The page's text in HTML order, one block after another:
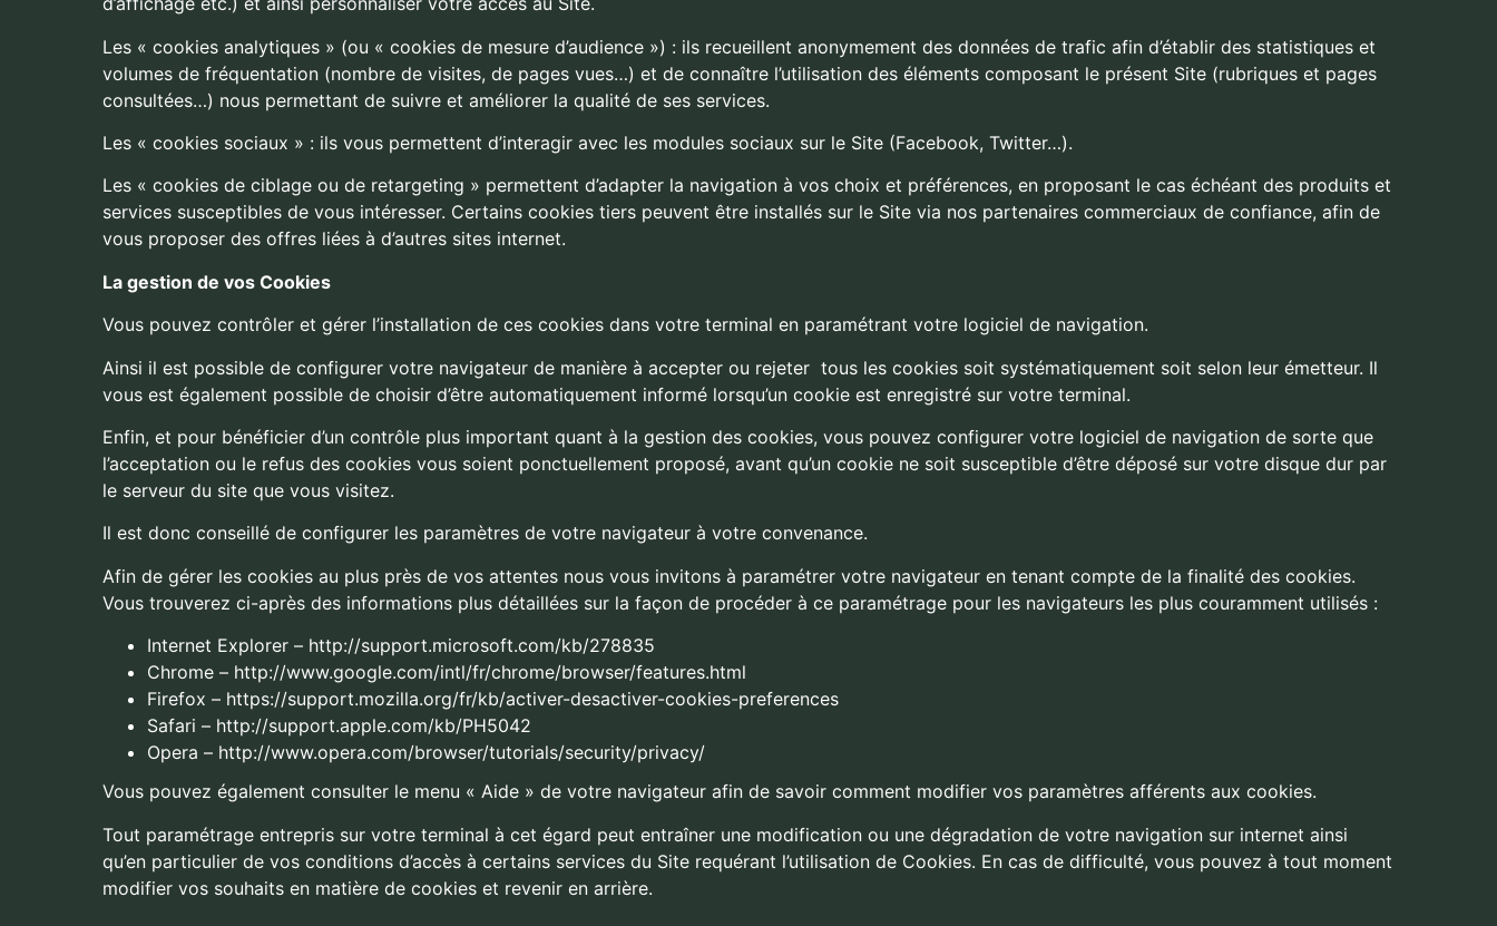
Les « cookies analytiques » (ou « cookies de mesure d’audience ») : ils recueillent anonymement des données de trafic afin d’établir des statistiques et
volumes de fréquentation (nombre de visites, de pages vues…) et de connaître l’utilisation des éléments composant le présent Site (rubriques et pages
consultées…) nous permettant de suivre et améliorer la qualité de ses services.
Les « cookies sociaux » : ils vous permettent d’interagir avec les modules sociaux sur le Site (Facebook, Twitter…).
Les « cookies de ciblage ou de retargeting » permettent d’adapter la navigation à vos choix et préférences, en proposant le cas échéant des produits et
services susceptibles de vous intéresser. Certains cookies tiers peuvent être installés sur le Site via nos partenaires commerciaux de confiance, afin de
vous proposer des offres liées à d’autres sites internet.
La gestion de vos Cookies
Vous pouvez contrôler et gérer l’installation de ces cookies dans votre terminal en paramétrant votre logiciel de navigation.
Ainsi il est possible de configurer votre navigateur de manière à accepter ou rejeter tous les cookies soit systématiquement soit selon leur émetteur. Il
vous est également possible de choisir d’être automatiquement informé lorsqu’un cookie est enregistré sur votre terminal.
Enfin, et pour bénéficier d’un contrôle plus important quant à la gestion des cookies, vous pouvez configurer votre logiciel de navigation de sorte que
l’acceptation ou le refus des cookies vous soient ponctuellement proposé, avant qu’un cookie ne soit susceptible d’être déposé sur votre disque dur par
le serveur du site que vous visitez.
Il est donc conseillé de configurer les paramètres de votre navigateur à votre convenance.
Afin de gérer les cookies au plus près de vos attentes nous vous invitons à paramétrer votre navigateur en tenant compte de la finalité des cookies.
Vous trouverez ci-après des informations plus détaillées sur la façon de procéder à ce paramétrage pour les navigateurs les plus couramment utilisés :
Internet Explorer – http://support.microsoft.com/kb/278835
Chrome – http://www.google.com/intl/fr/chrome/browser/features.html
Firefox – https://support.mozilla.org/fr/kb/activer-desactiver-cookies-preferences
Safari – http://support.apple.com/kb/PH5042
Opera – http://www.opera.com/browser/tutorials/security/privacy/
Vous pouvez également consulter le menu « Aide » de votre navigateur afin de savoir comment modifier vos paramètres afférents aux cookies.
Tout paramétrage entrepris sur votre terminal à cet égard peut entraîner une modification ou une dégradation de votre navigation sur internet ainsi
qu’en particulier de vos conditions d’accès à certains services du Site requérant l’utilisation de Cookies. En cas de difficulté, vous pouvez à tout moment
modifier vos souhaits en matière de cookies et revenir en arrière.